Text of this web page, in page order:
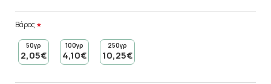
Βάρος
50γρ
2,05€
100γρ
4,10€
250γρ
10,25€